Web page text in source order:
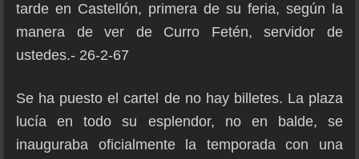
tarde en Castellón, primera de su feria, según la
manera de ver de Curro Fetén, servidor de
ustedes.- 26-2-67
Se ha puesto el cartel de no hay billetes. La plaza
lucía en todo su esplendor, no en balde, se
inauguraba oficialmente la temporada con una